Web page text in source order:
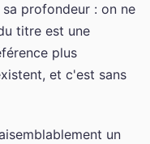
profondeur : on ne
titre est une
plus
et c'est sans
un